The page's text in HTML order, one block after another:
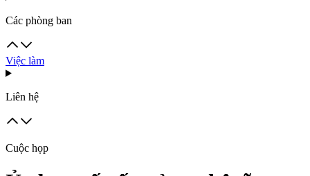
Các phòng ban
Việc làm
Liên hệ
Cuộc họp